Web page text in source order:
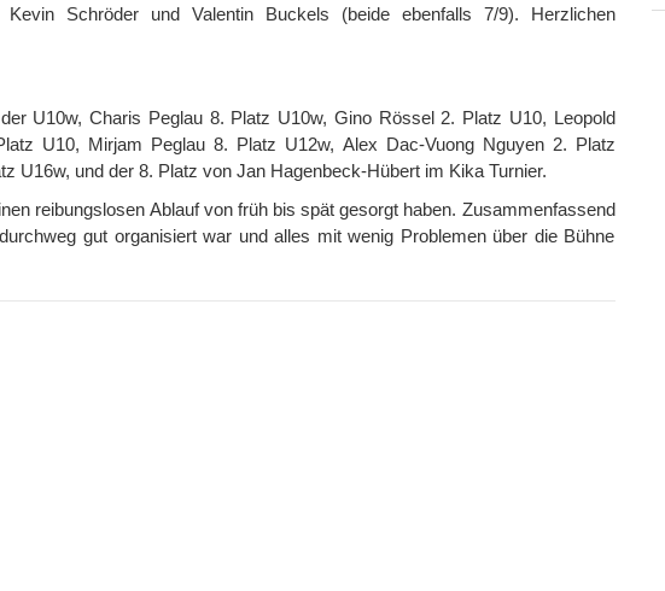
Schröder und Valentin Buckels (beide ebenfalls 7/9). Herzlichen
U10w, Charis Peglau 8. Platz U10w, Gino Rössel 2. Platz U10, Leopold
U10, Mirjam Peglau 8. Platz U12w, Alex Dac-Vuong Nguyen 2. Platz
U16w, und der 8. Platz von Jan Hagenbeck-Hübert im Kika Turnier.
reibungslosen Ablauf von früh bis spät gesorgt haben. Zusammenfassend
gut organisiert war und alles mit wenig Problemen über die Bühne